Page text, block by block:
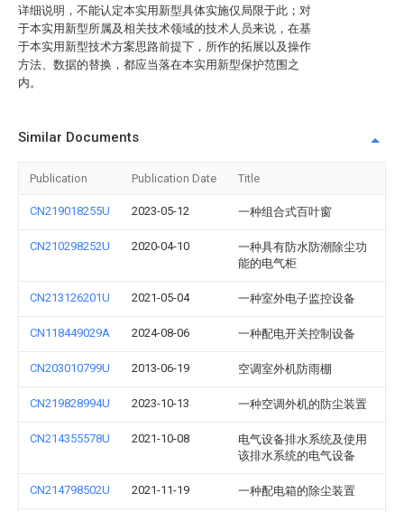
详细说明，不能认定本实用新型具体实施仅局限于此；对
于本实用新型所属及相关技术领域的技术人员来说，在基
于本实用新型技术方案思路前提下，所作的拓展以及操作
方法、数据的替换，都应当落在本实用新型保护范围之
内。
Similar Documents
Publication Publication Date Title
CN219018255U 2023-05-12 一种组合式百叶窗
CN210298252U 2020-04-10
一种具有防水防潮除尘功
能的电气柜
CN213126201U 2021-05-04 一种室外电子监控设备
CN118449029A 2024-08-06 一种配电开关控制设备
CN203010799U 2013-06-19 空调室外机防雨棚
CN219828994U 2023-10-13 一种空调外机的防尘装置
CN214355578U 2021-10-08
电气设备排水系统及使用
该排水系统的电气设备
CN214798502U 2021-11-19 一种配电箱的除尘装置